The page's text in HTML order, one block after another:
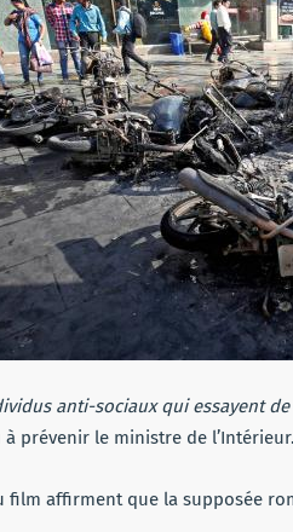
anti-sociaux qui essayent
à prévenir le ministre de l’Intérieur.
film affirment que la supposée